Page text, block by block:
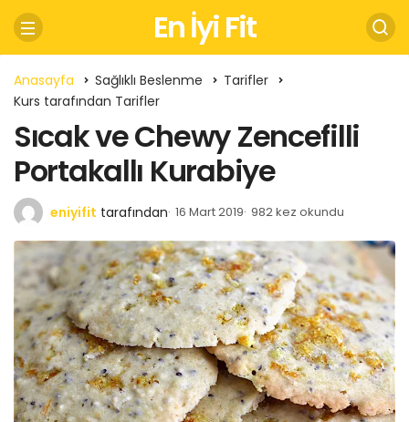
En İyi Fit
Anasayfa Sağlıklı Beslenme
Tarifler
Kurs tarafından Tarifler
Sıcak ve Chewy Zencefilli
Portakallı Kurabiye
eniyifit tarafından 16 Mart 2019 982 kez okundu